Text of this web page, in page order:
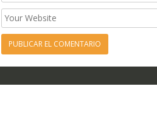
Website